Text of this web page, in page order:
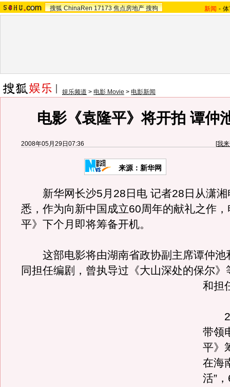
搜狐 ChinaRen 17173 焦点房地产 搜狗 新闻 -
娱乐频道 > 电影 Movie > 电影新闻
电影《袁隆平》将开拍 谭仲
2008年05月29日07:36 [我
来源：新华网
新华网长沙5月28日电 记者28日从潇湘
悉，作为向新中国成立60周年的献礼之作
平》下个月即将筹备开机。
这部电影将由湖南省政协副主席谭仲池
同担任编剧，曾执导过《大山深处的保尔》
和担
28
带领
平》
在海
活”